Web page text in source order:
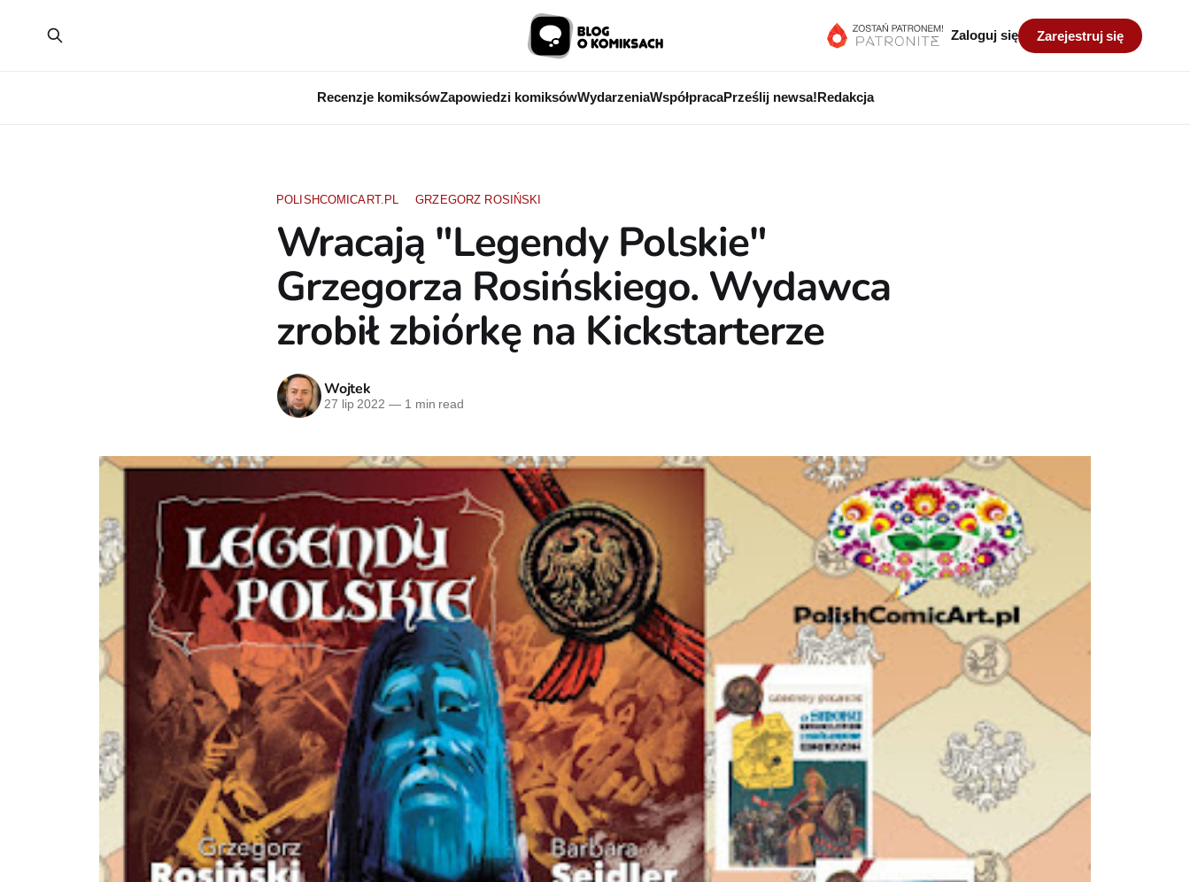
Recenzje komiksówZapowiedzi komiksówWydarzeniaWspółpracaPrześlij newsa!Redakcja
Zaloguj się Zarejestruj się
POLISHCOMICART.PL GRZEGORZ ROSIŃSKI
Wracają "Legendy Polskie"
Grzegorza Rosińskiego. Wydawca
zrobił zbiórkę na Kickstarterze
Wojtek
27 lip 2022 —1 min read